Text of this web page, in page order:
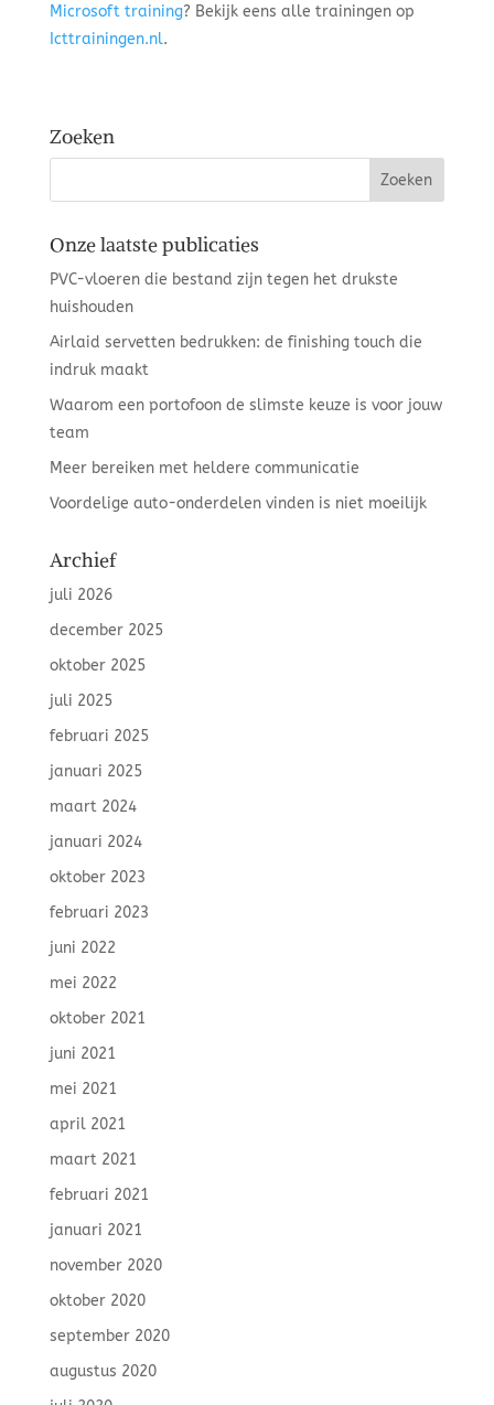
Microsoft training? Bekijk eens alle trainingen op
Icttrainingen.nl.
Zoeken
Onze laatste publicaties
PVC-vloeren die bestand zijn tegen het drukste
huishouden
Airlaid servetten bedrukken: de finishing touch die
indruk maakt
Waarom een portofoon de slimste keuze is voor jouw
team
Meer bereiken met heldere communicatie
Voordelige auto-onderdelen vinden is niet moeilijk
Archief
juli 2026
december 2025
oktober 2025
juli 2025
februari 2025
januari 2025
maart 2024
januari 2024
oktober 2023
februari 2023
juni 2022
mei 2022
oktober 2021
juni 2021
mei 2021
april 2021
maart 2021
februari 2021
januari 2021
november 2020
oktober 2020
september 2020
augustus 2020